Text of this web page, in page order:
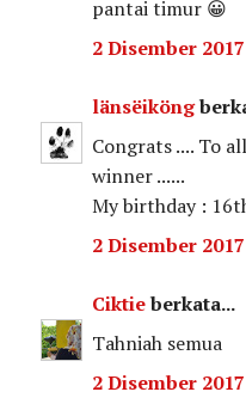
pantai timur 😀
2 Disember
länsëiköng
Congrats .... To
winner ......
My birthday :
2 Disember
Ciktieberkata...
Tahniah semua
2 Disember